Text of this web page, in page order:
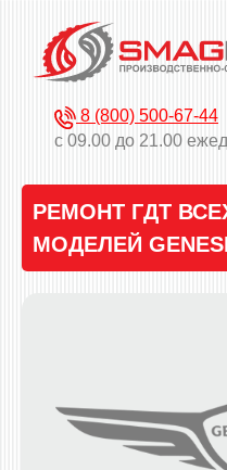
8 (800) 500-67-44
с 09.00 до 21.00
РЕМОНТ ГДТ
МОДЕЛЕЙ